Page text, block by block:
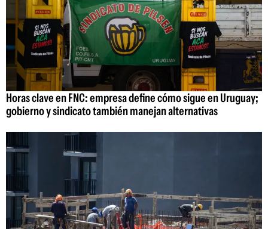
Horas clave en FNC: empresa define cómo sigue en Uruguay;
gobierno y sindicato también manejan alternativas